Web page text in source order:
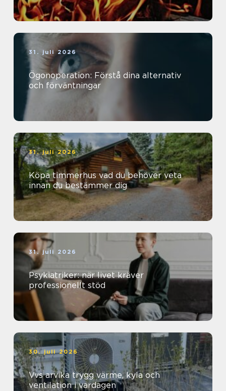
31. juli 2026
Ögonoperation: Förstå dina alternativ
och förväntningar
31. juli 2026
Köpa timmerhus vad du behöver veta
innan du bestämmer dig
31. juli 2026
Psykiatriker: när livet kräver
professionellt stöd
30. juli 2026
Vvs arvika trygg värme, kyla och
ventilation i vardagen